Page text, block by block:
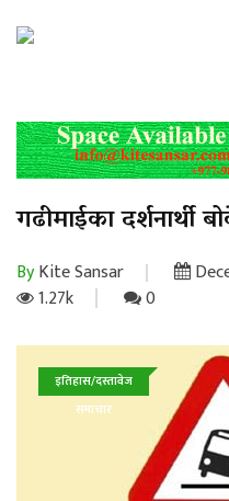
गढीमाईका दर्शनार्थी
ByKite Sansar
1.27k
0
इतिहास/दस्तावेज
समाचार